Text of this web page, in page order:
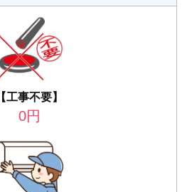
【工事不要】
0円